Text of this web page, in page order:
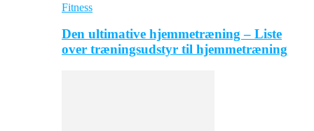
Fitness
Den ultimative hjemmetræning – Liste
over træningsudstyr til hjemmetræning